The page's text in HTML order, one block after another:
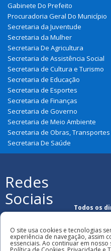
Gabinete Do Prefeito
Procuradoria Geral Do Município
Secretaria da Juventude
Secretaria da Mulher
Secretaria De Agricultura
Secretaria de Assistência Social
Secretaria de Cultura e Turismo
Secretaria de Educação
Secretaria de Esportes
Secretaria de Finanças
Secretaria de Governo
Secretaria de Meio Ambiente
Secretaria de Obras,
Secretaria De Saúde
Redes
Sociais
Todos os
O site usa cookies e tecnologias
experiência de navegação, assim
essenciais. Ao continuar em